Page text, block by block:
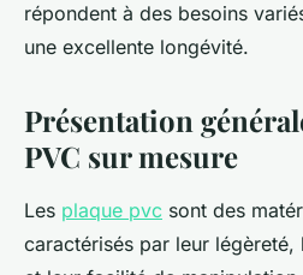
répondent à des besoins
une excellente longévité.
Présentation
PVC sur mesure
Les plaque pvc sont des
caractérisés par leur légèreté,